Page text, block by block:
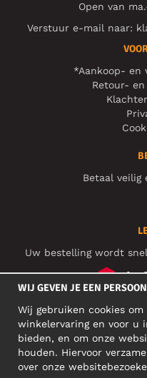
Open van
Verstuur e-mail naar:
*Aankoop- en
Retour-
Betaal veilig
Uw bestelling wordt
WIJ GEVEN JE EEN
Wij gebruiken cookies
winkelervaring en voor u
bieden, en om onze
houden. Hiervoor
over onze